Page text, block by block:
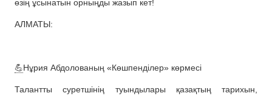
өзің ұсынатын орныңды жазып кет!
АЛМАТЫ:
💪Нұрия Абдолованың «Көшпенділер» көрмесі
Талантты суретшінің туындылары қазақтың тарихын,